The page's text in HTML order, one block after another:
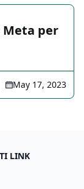
Meta per
May 17, 2023
LINK